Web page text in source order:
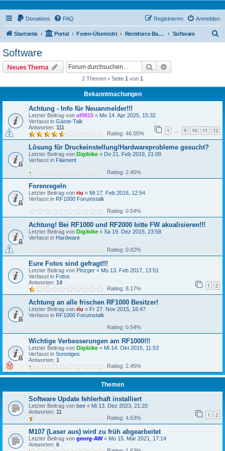
Donations FAQ Anmelden
Registrieren
Startseite Portal Foren-Übersicht Renkforce Basic Forum Software
Software
Neues Thema Suche
2 Themen • Seite 1 von 1
Bekanntmachungen
Achtung - Info für Neuanmelder!!!
Letzter Beitrag von af0815 « Mo 14. Apr 2025, 15:32
Verfasst in Gäste-Talk
Antworten: 111 1 … 9 10 11 12
Rating: 46.05%
Lösung für Druckeinstellung/Hardwareprobleme gesucht?
Letzter Beitrag von Digibike « Do 21. Feb 2019, 21:09
Verfasst in Filament
Rating: 2.45%
Forenregeln
Letzter Beitrag von riu « Mi 17. Feb 2016, 12:54
Verfasst in RF1000 Forumstalk
Rating: 0.54%
Achtung! Bei RF1000 und RF2000 bitte FW akualisieren!!!
Letzter Beitrag von Digibike « Sa 19. Dez 2015, 23:58
Verfasst in Hardware
Rating: 0.82%
Eure Fotos sind gefragt!!!
Letzter Beitrag von Pinzger « Mo 13. Feb 2017, 13:51
Verfasst in Fotos
Antworten: 14 1 2
Rating: 8.17%
Achtung an alle frischen RF1000 Besitzer!
Letzter Beitrag von riu « Fr 27. Nov 2015, 16:47
Verfasst in RF1000 Forumstalk
Rating: 0.54%
Wichtige Verbesserungen am RF1000!!!
Letzter Beitrag von Digibike « Mi 14. Okt 2015, 11:53
Verfasst in Sonstiges
Antworten: 1
Rating: 2.45%
Themen
Software Update fehlerhaft installiert
Letzter Beitrag von bee « Mi 13. Dez 2023, 21:20
Antworten: 11 1 2
Rating: 4.63%
M107 (Laser aus) wird zu früh abgearbeitet
Letzter Beitrag von georg-AW« Mo 15. Mär 2021, 17:14
Antworten: 6